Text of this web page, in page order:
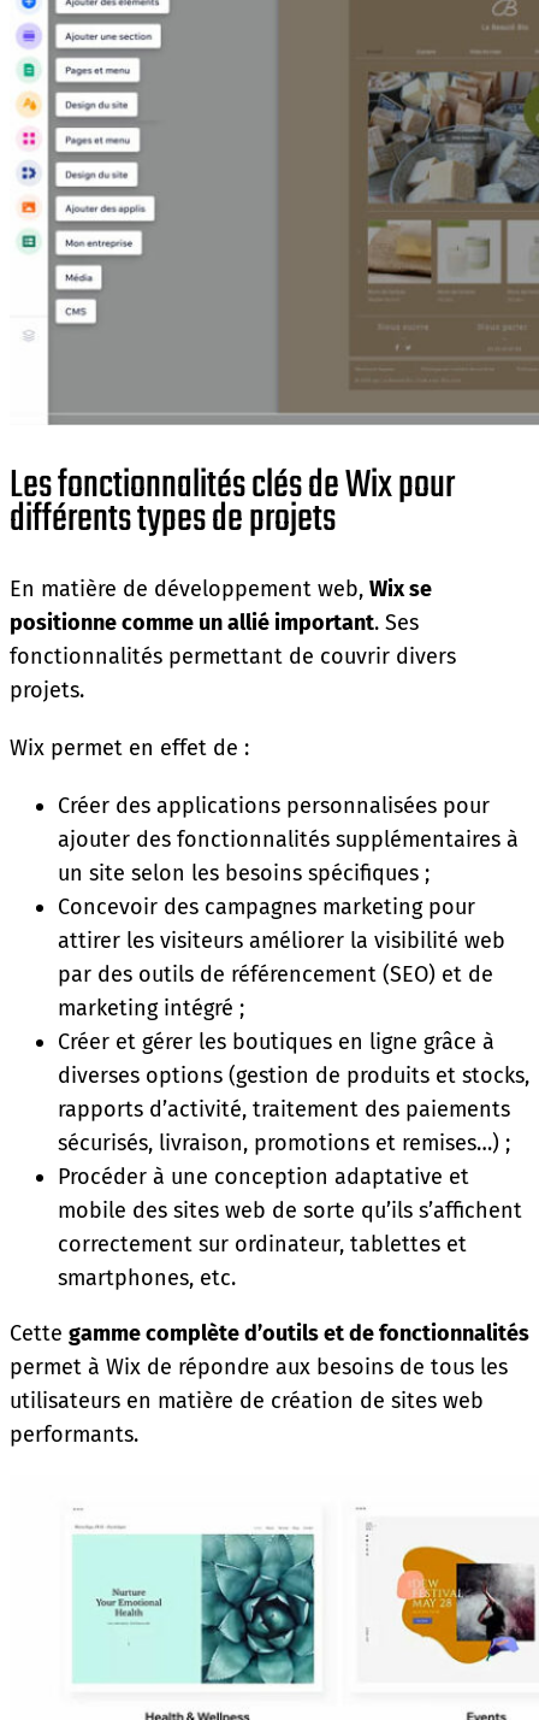
Les fonctionnalités clés de Wix pour
différents types de projets
En matière de développement web, Wix se
positionne comme un allié important. Ses
fonctionnalités permettant de couvrir divers
projets.
Wix permet en effet de :
Créer des applications personnalisées pour
ajouter des fonctionnalités supplémentaires à
un site selon les besoins spécifiques ;
Concevoir des campagnes marketing pour
attirer les visiteurs améliorer la visibilité web
par des outils de référencement (SEO) et de
marketing intégré ;
Créer et gérer les boutiques en ligne grâce à
diverses options (gestion de produits et stocks,
rapports d’activité, traitement des paiements
sécurisés, livraison, promotions et remises…) ;
Procéder à une conception adaptative et
mobile des sites web de sorte qu’ils s’affichent
correctement sur ordinateur, tablettes et
smartphones, etc.
Cette gamme complète d’outils et de fonctionnalités
permet à Wix de répondre aux besoins de tous les
utilisateurs en matière de création de sites web
performants.